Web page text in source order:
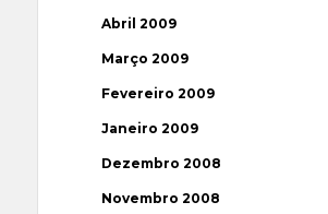
Abril 2009
Março 2009
Fevereiro 2009
Janeiro 2009
Dezembro 2008
Novembro 2008